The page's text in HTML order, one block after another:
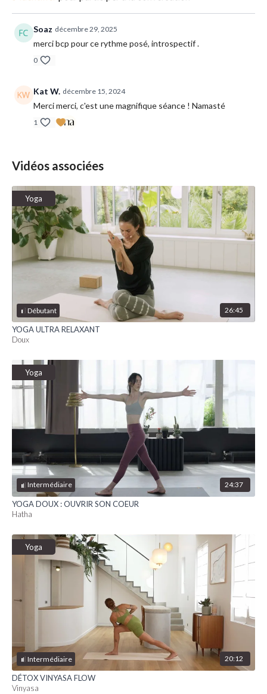
Type de yoga : yin
Intensité : douce
Matériel : un tapis, un bolster ou un gros coussin et des blocs
Conseil : n'hésitez pas à mettre votre playlist préférée en
Soaz décembre 29, 2025
merci bcp pour ce rythme posé, introspectif .
0
Kat W. décembre 15, 2024
Merci merci, c'est une magnifique séance ! Namasté
1
Vidéos associées
Débutant
Yoga
26:45
YOGA ULTRA RELAXANT
Doux
Intermédiaire
Yoga
24:37
YOGA DOUX : OUVRIR SON COEUR
Hatha
Intermédiaire
Yoga
20:12
DÉTOX VINYASA FLOW
Vinyasa